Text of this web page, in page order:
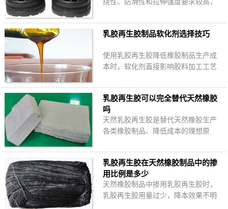
挠性、防滑性和拉伸强度要求较高，
胶鞋底使用乳胶再生胶具有哪些优
势？
乳胶再生胶制品软化剂选择技巧
使用乳胶再生胶降低橡胶制品生产成
本时，软化剂直接影响胶料加工工艺
的天然乳胶再生橡胶制品如何选择合
适的软化剂呢…
乳胶再生胶可以完全替代天然橡胶
吗
天然乳胶再生胶是替代天然橡胶生产
各类橡胶制品、降低成本的理想原
胶？如何为天然橡胶制品选择合适的
乳胶再生胶？
乳胶再生胶在天然橡胶制品中的掺
用比例是多少
天然橡胶制品中掺用乳胶再生胶时，
乳胶再生胶用量过少，降本效果不明